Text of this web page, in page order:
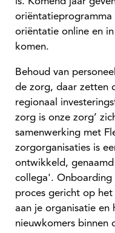
oriëntatieprogramma
oriëntatie online en
komen.
Behoud van
de zorg, daar zetten
regionaal
zorg is onze zorg’
samenwerking met
zorgorganisaties is
ontwikkeld, genaamd
collega'. Onboarding
proces gericht op het
aan je organisatie en
nieuwkomers binnen